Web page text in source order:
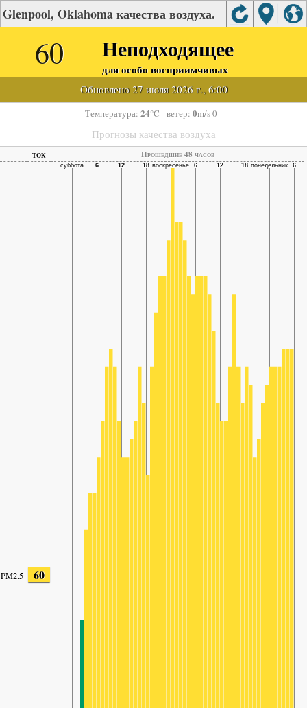
Glenpool, Oklahoma качества воздуха.
60 Неподходящее
для особо восприимчивых
Обновлено 27 июля 2026 г., 6:00
Температура: 24°C - ветер: 0m/s 0 -
Прогнозы качества воздуха
ток Прошедшие 48 часов
PM2.5 60